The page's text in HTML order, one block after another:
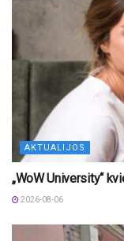
AKTUALIJOS
„WoW University“
2026-08-06